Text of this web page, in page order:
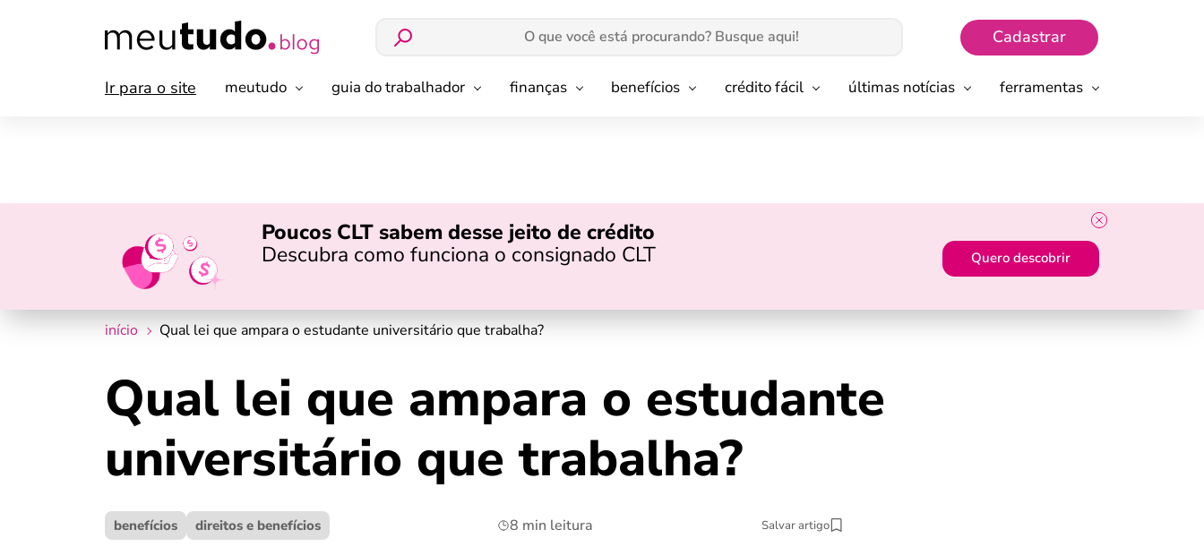
Cadastrar
Ir para o site meutudo guia do trabalhador finanças benefícios crédito fácil últimas notícias ferramentas
Poucos CLT sabem desse jeito de crédito
Descubra como funciona o consignado CLT
Quero descobrir
início Qual lei que ampara o estudante universitário que trabalha​?
Qual lei que ampara o estudante
universitário que trabalha​?
benefícios direitos e benefícios 8 min leitura Salvar artigo